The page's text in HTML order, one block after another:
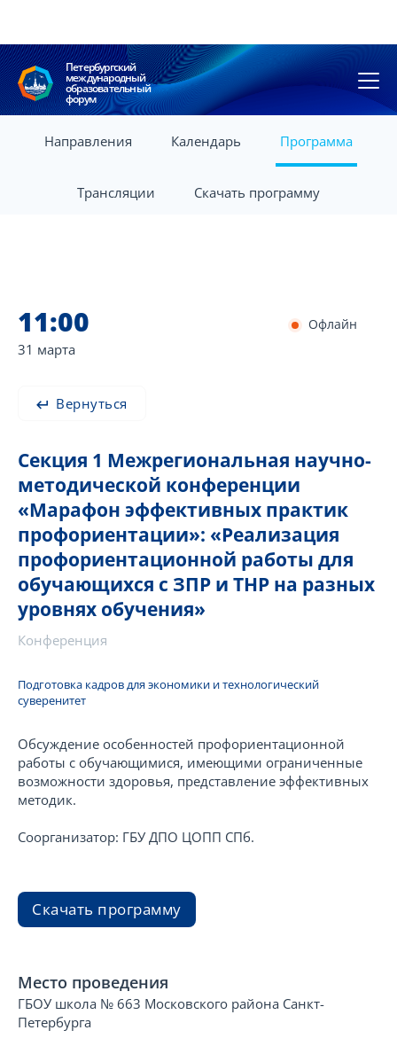
Петербургский
международный
образовательный
форум
Направления Календарь Программа
Трансляции Скачать программу
11:00
31 марта
Офлайн
Вернуться
Секция 1 Межрегиональная научно-
методической конференции
«Марафон эффективных практик
профориентации»: «Реализация
профориентационной работы для
обучающихся с ЗПР и ТНР на разных
уровнях обучения»
Конференция
Подготовка кадров для экономики и технологический
суверенитет
Обсуждение особенностей профориентационной
работы с обучающимися, имеющими ограниченные
возможности здоровья, представление эффективных
методик.
Соорганизатор: ГБУ ДПО ЦОПП СПб.
Скачать программу
Место проведения
ГБОУ школа № 663 Московского района Санкт-
Петербурга